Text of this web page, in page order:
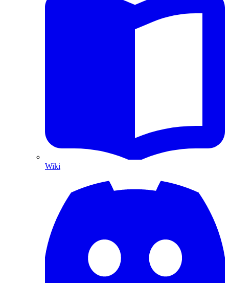
Wiki